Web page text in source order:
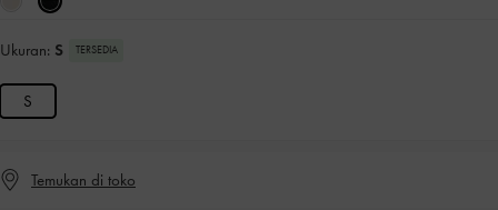
Ukuran: S TERSEDIA
S
Temukan di toko